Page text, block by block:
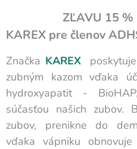
ZĽAVU 15 % na
KAREX pre členov
Značka KAREX
zubným kazom vďaka
hydroxyapatit -
súčasťou našich zubov.
zubov, prenikne do
vďaka vápniku